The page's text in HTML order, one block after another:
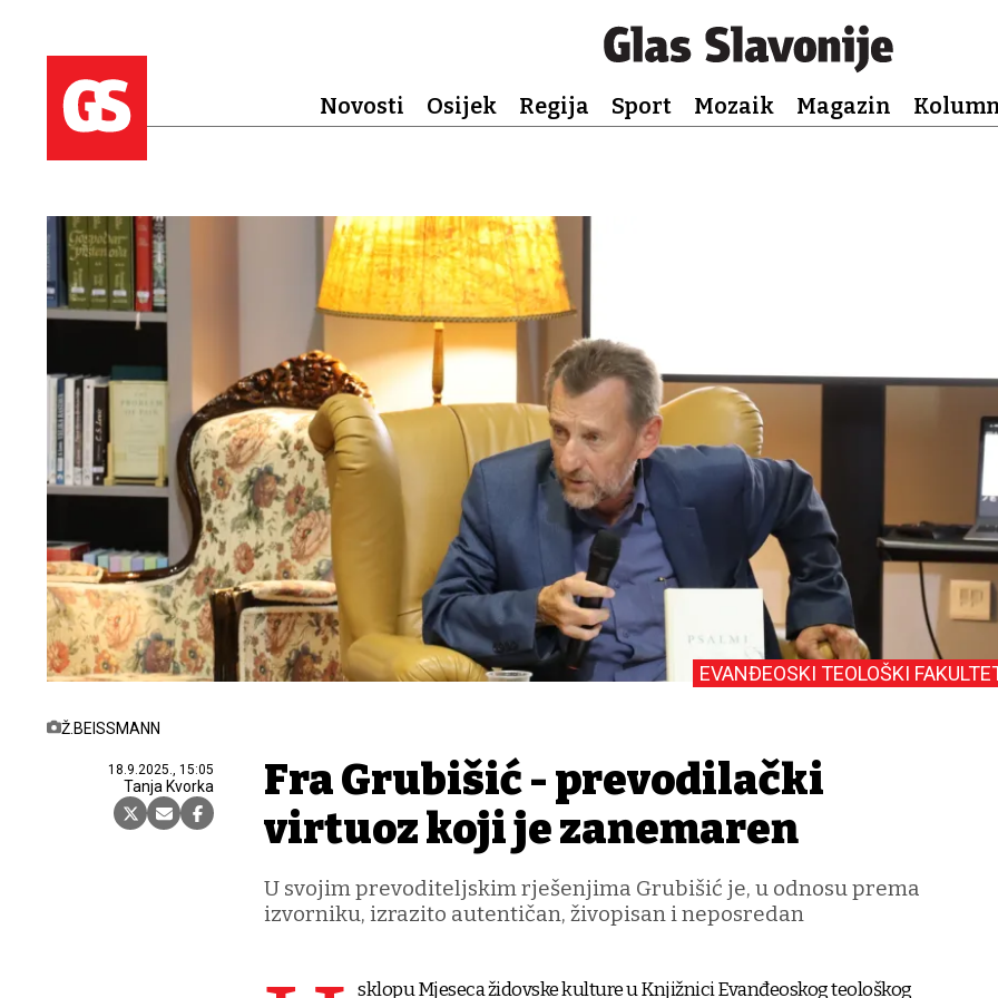
Novosti Osijek Regija Sport Mozaik Magazin
Ž.BEISSMANN
18.9.2025., 15:05
Tanja Kvorka
EVANĐEOSKI TEOLOŠKI
Fra Grubišić - prevodilački
virtuoz koji je zanemaren
U svojim prevoditeljskim rješenjima Grubišić je, u odnosu prema
izvorniku, izrazito autentičan, živopisan i neposredan
sklopu Mjeseca židovske kulture u Knjižnici Evanđeoskog teološkog